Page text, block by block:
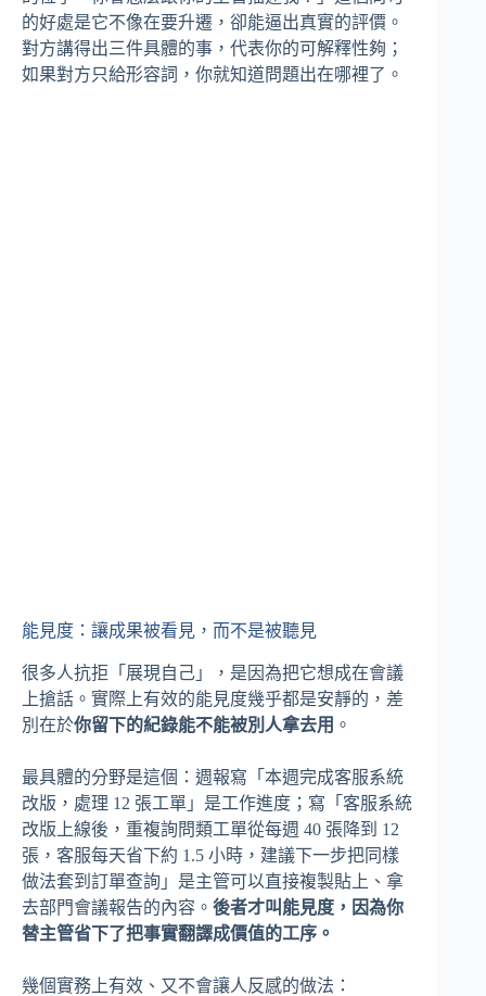
的好處是它不像在要升遷，卻能逼出真實的評價。
對方講得出三件具體的事，代表你的可解釋性夠；
如果對方只給形容詞，你就知道問題出在哪裡了。
能見度：讓成果被看見，而不是被聽見
很多人抗拒「展現自己」，是因為把它想成在會議
上搶話。實際上有效的能見度幾乎都是安靜的，差
別在於你留下的紀錄能不能被別人拿去用 。
最具體的分野是這個：週報寫「本週完成客服系統
改版，處理 12 張工單」是工作進度；寫「客服系統
改版上線後，重複詢問類工單從每週 40 張降到 12
張，客服每天省下約 1.5 小時，建議下一步把同樣
做法套到訂單查詢」是主管可以直接複製貼上、拿
去部門會議報告的內容。 後者才叫能見度，因為你
替主管省下了把事實翻譯成價值的工序。
幾個實務上有效、又不會讓人反感的做法：